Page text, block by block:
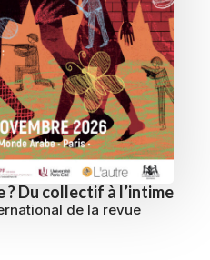
? Du collectif à l’intime
de la revue